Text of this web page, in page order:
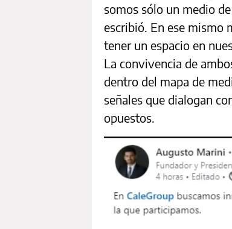
somos sólo un medio
escribió. En ese mismo
tener un espacio en
La convivencia de
dentro del mapa de
señales que dialogan
opuestos.